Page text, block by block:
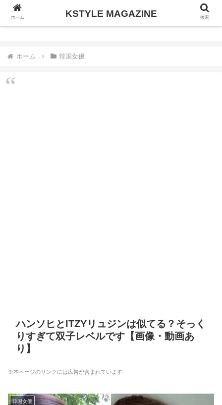
KSTYLE MAGAZINE
ホーム 韓国女優
ハンソヒとITZYリュジンは似てる？そっく
りすぎて双子レベルです【画像・動画あ
り】
※本ページのリンクには広告が含まれています
韓国女優
ホーム KSTYLE MAGAZINE 検索